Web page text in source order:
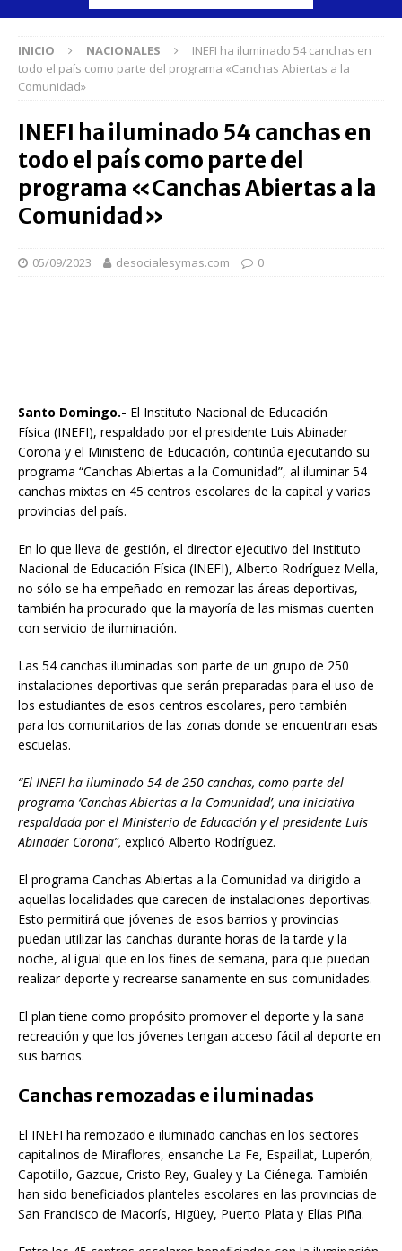
INICIO NACIONALES
INEFI ha iluminado 54 canchas en
todo el país como parte del programa «Canchas Abiertas a la
Comunidad»
INEFI ha iluminado 54 canchas en
todo el país como parte del
programa «Canchas Abiertas a la
Comunidad»
05/09/2023 desocialesymas.com 0
Santo Domingo.- El Instituto Nacional de Educación
Física (INEFI), respaldado por el presidente Luis Abinader
Corona y el Ministerio de Educación, continúa ejecutando su
programa “Canchas Abiertas a la Comunidad”, al iluminar 54
canchas mixtas en 45 centros escolares de la capital y varias
provincias del país.
En lo que lleva de gestión, el director ejecutivo del Instituto
Nacional de Educación Física (INEFI), Alberto Rodríguez Mella,
no sólo se ha empeñado en remozar las áreas deportivas,
también ha procurado que la mayoría de las mismas cuenten
con servicio de iluminación.
Las 54 canchas iluminadas son parte de un grupo de 250
instalaciones deportivas que serán preparadas para el uso de
los estudiantes de esos centros escolares, pero también
para los comunitarios de las zonas donde se encuentran esas
escuelas.
“El INEFI ha iluminado 54 de 250 canchas, como parte del
programa ‘Canchas Abiertas a la Comunidad’, una iniciativa
respaldada por el Ministerio de Educación y el presidente Luis
Abinader Corona”, explicó Alberto Rodríguez.
El programa Canchas Abiertas a la Comunidad va dirigido a
aquellas localidades que carecen de instalaciones deportivas.
Esto permitirá que jóvenes de esos barrios y provincias
puedan utilizar las canchas durante horas de la tarde y la
noche, al igual que en los fines de semana, para que puedan
realizar deporte y recrearse sanamente en sus comunidades.
El plan tiene como propósito promover el deporte y la sana
recreación y que los jóvenes tengan acceso fácil al deporte en
sus barrios.
Canchas remozadas e iluminadas
El INEFI ha remozado e iluminado canchas en los sectores
capitalinos de Miraflores, ensanche La Fe, Espaillat, Luperón,
Capotillo, Gazcue, Cristo Rey, Gualey y La Ciénega. También
han sido beneficiados planteles escolares en las provincias de
San Francisco de Macorís, Higüey, Puerto Plata y Elías Piña.